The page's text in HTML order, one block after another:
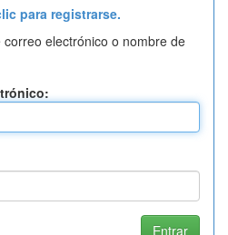
para registrarse.
electrónico o nombre de